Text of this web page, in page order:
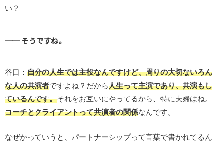
い？
── そうですね。
谷口： 自分の人生では主役なんですけど、周りの大切ないろん
な人の共演者ですよね？だから人生って主演であり、共演もし
ているんです。それをお互いにやってるから、特に夫婦はね。
コーチとクライアントって共演者の関係なんです。
なぜかっていうと、パートナーシップって言葉で書かれてるん